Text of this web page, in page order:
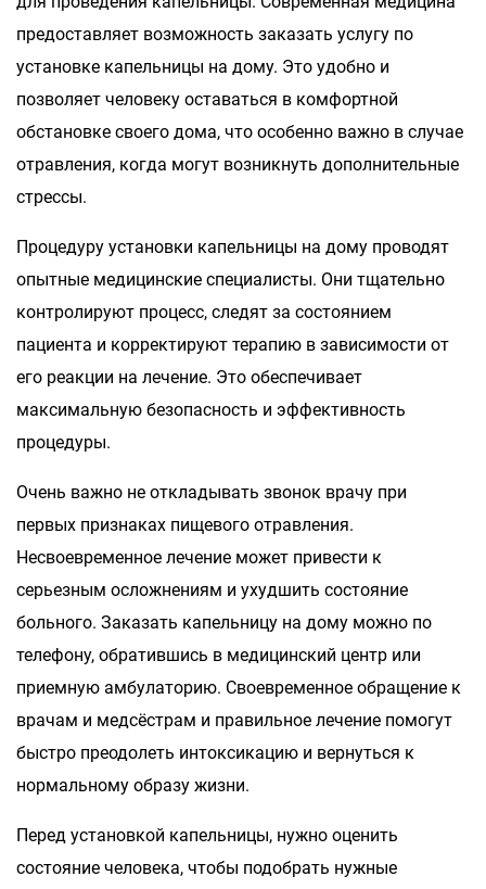
предоставляет возможность заказать услугу по
установке капельницы на дому. Это удобно и
позволяет человеку оставаться в комфортной
обстановке своего дома, что особенно важно в случае
отравления, когда могут возникнуть дополнительные
стрессы.
Процедуру установки капельницы на дому проводят
опытные медицинские специалисты. Они тщательно
контролируют процесс, следят за состоянием
пациента и корректируют терапию в зависимости от
его реакции на лечение. Это обеспечивает
максимальную безопасность и эффективность
процедуры.
Очень важно не откладывать звонок врачу при
первых признаках пищевого отравления.
Несвоевременное лечение может привести к
серьезным осложнениям и ухудшить состояние
больного. Заказать капельницу на дому можно по
телефону, обратившись в медицинский центр или
приемную амбулаторию. Своевременное обращение к
врачам и медсёстрам и правильное лечение помогут
быстро преодолеть интоксикацию и вернуться к
нормальному образу жизни.
Перед установкой капельницы, нужно оценить
состояние человека, чтобы подобрать нужные